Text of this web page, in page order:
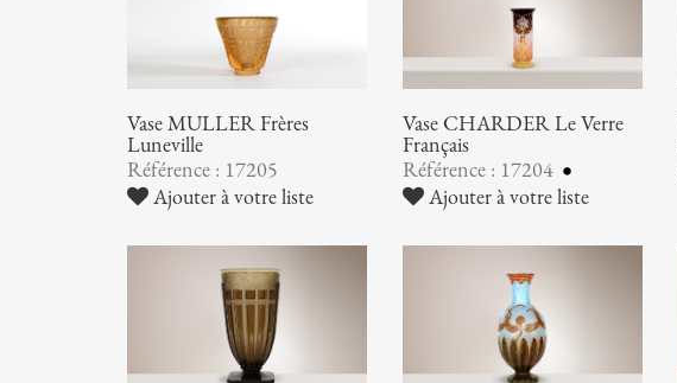
Vase MULLER Frères
Luneville
Référence : 17205
Ajouter à votre liste
Vase CHARDER Le Verre
Français
Référence : 17204
Ajouter à votre liste